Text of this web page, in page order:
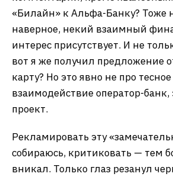
«Билайн» к Альфа-Банку? Тоже
наверное, некий взаимный
интерес присутствует. И не
вот я же получил предложение
карту? Но это явно не про тесное
взаимодействие оператор-
проект.
Рекламировать эту
собираюсь, критиковать — тем
вникал. Только глаз резанул